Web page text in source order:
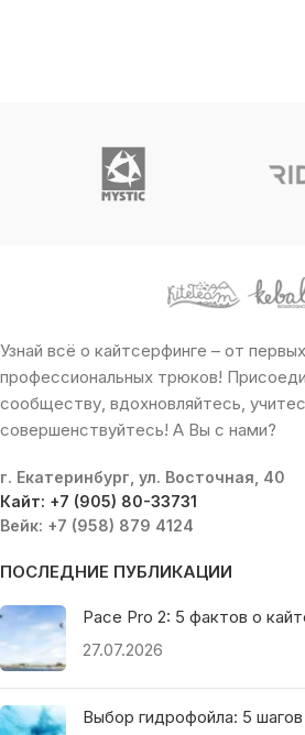
Узнай всё о кайтсерфинге – от
профессиональных трюков!
сообществу, вдохновляйтесь,
совершенствуйтесь! А Вы с нами?
г. Екатеринбург, ул. Восточная, 40
Кайт: +7 (905) 80-33731
Вейк: +7 (958) 879 4124
ПОСЛЕДНИЕ ПУБЛИКАЦИИ
Pace Pro 2: 5 фактов о
27.07.2026
Выбор гидрофойла: 5